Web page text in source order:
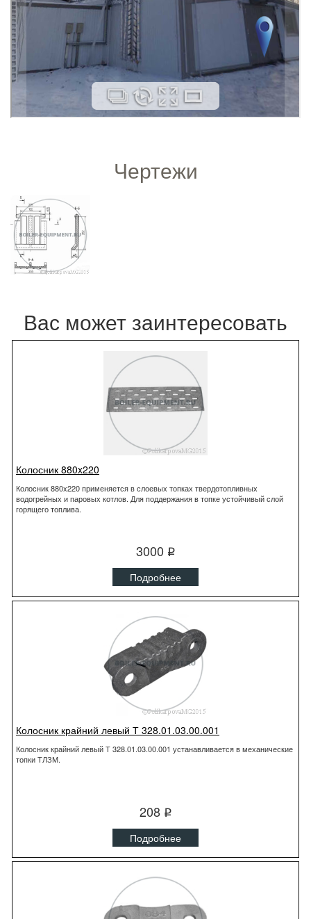
Чертежи
Вас может заинтересовать
Колосник 880x220
Колосник 880x220 применяется в слоевых топках твердотопливных
водогрейных и паровых котлов. Для поддержания в топке устойчивый слой
горящего топлива.
3000 q
Подробнее
Колосник крайний левый Т 328.01.03.00.001
Колосник крайний левый Т 328.01.03.00.001 устанавливается в механические
топки ТЛЗМ.
208 q
Подробнее